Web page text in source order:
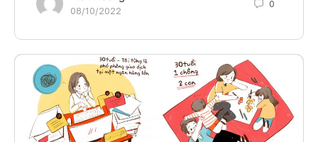
08/10/2022
0